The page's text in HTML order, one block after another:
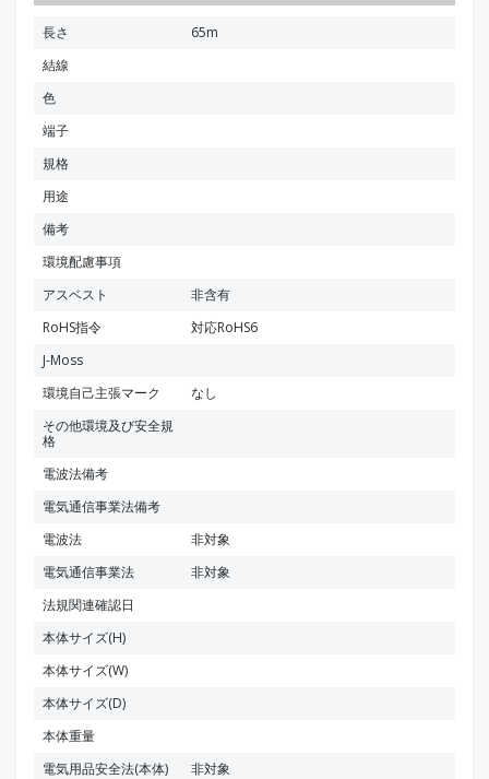
長さ
65m
結線
色
端子
規格
用途
備考
環境配慮事項
アスベスト
非含有
RoHS指令
対応RoHS6
J-Moss
環境自己主張マーク
なし
その他環境及び安全規
格
電波法備考
電気通信事業法備考
電波法
非対象
電気通信事業法
非対象
法規関連確認日
本体サイズ(H)
本体サイズ(W)
本体サイズ(D)
本体重量
電気用品安全法(本体)
非対象